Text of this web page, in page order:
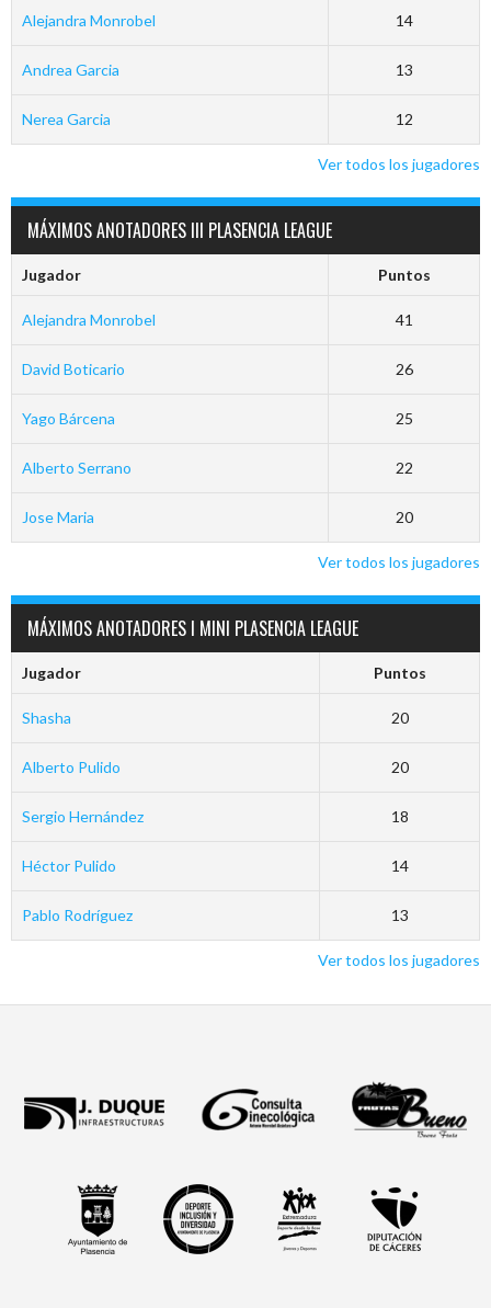
Alejandra Monrobel 14
Andrea Garcia 13
Nerea Garcia 12
Ver todos los jugadores
MÁXIMOS ANOTADORES III PLASENCIA LEAGUE
Jugador Puntos
Alejandra Monrobel 41
David Boticario 26
Yago Bárcena 25
Alberto Serrano 22
Jose Maria 20
Ver todos los jugadores
MÁXIMOS ANOTADORES I MINI PLASENCIA LEAGUE
Jugador Puntos
Shasha 20
Alberto Pulido 20
Sergio Hernández 18
Héctor Pulido 14
Pablo Rodríguez 13
Ver todos los jugadores